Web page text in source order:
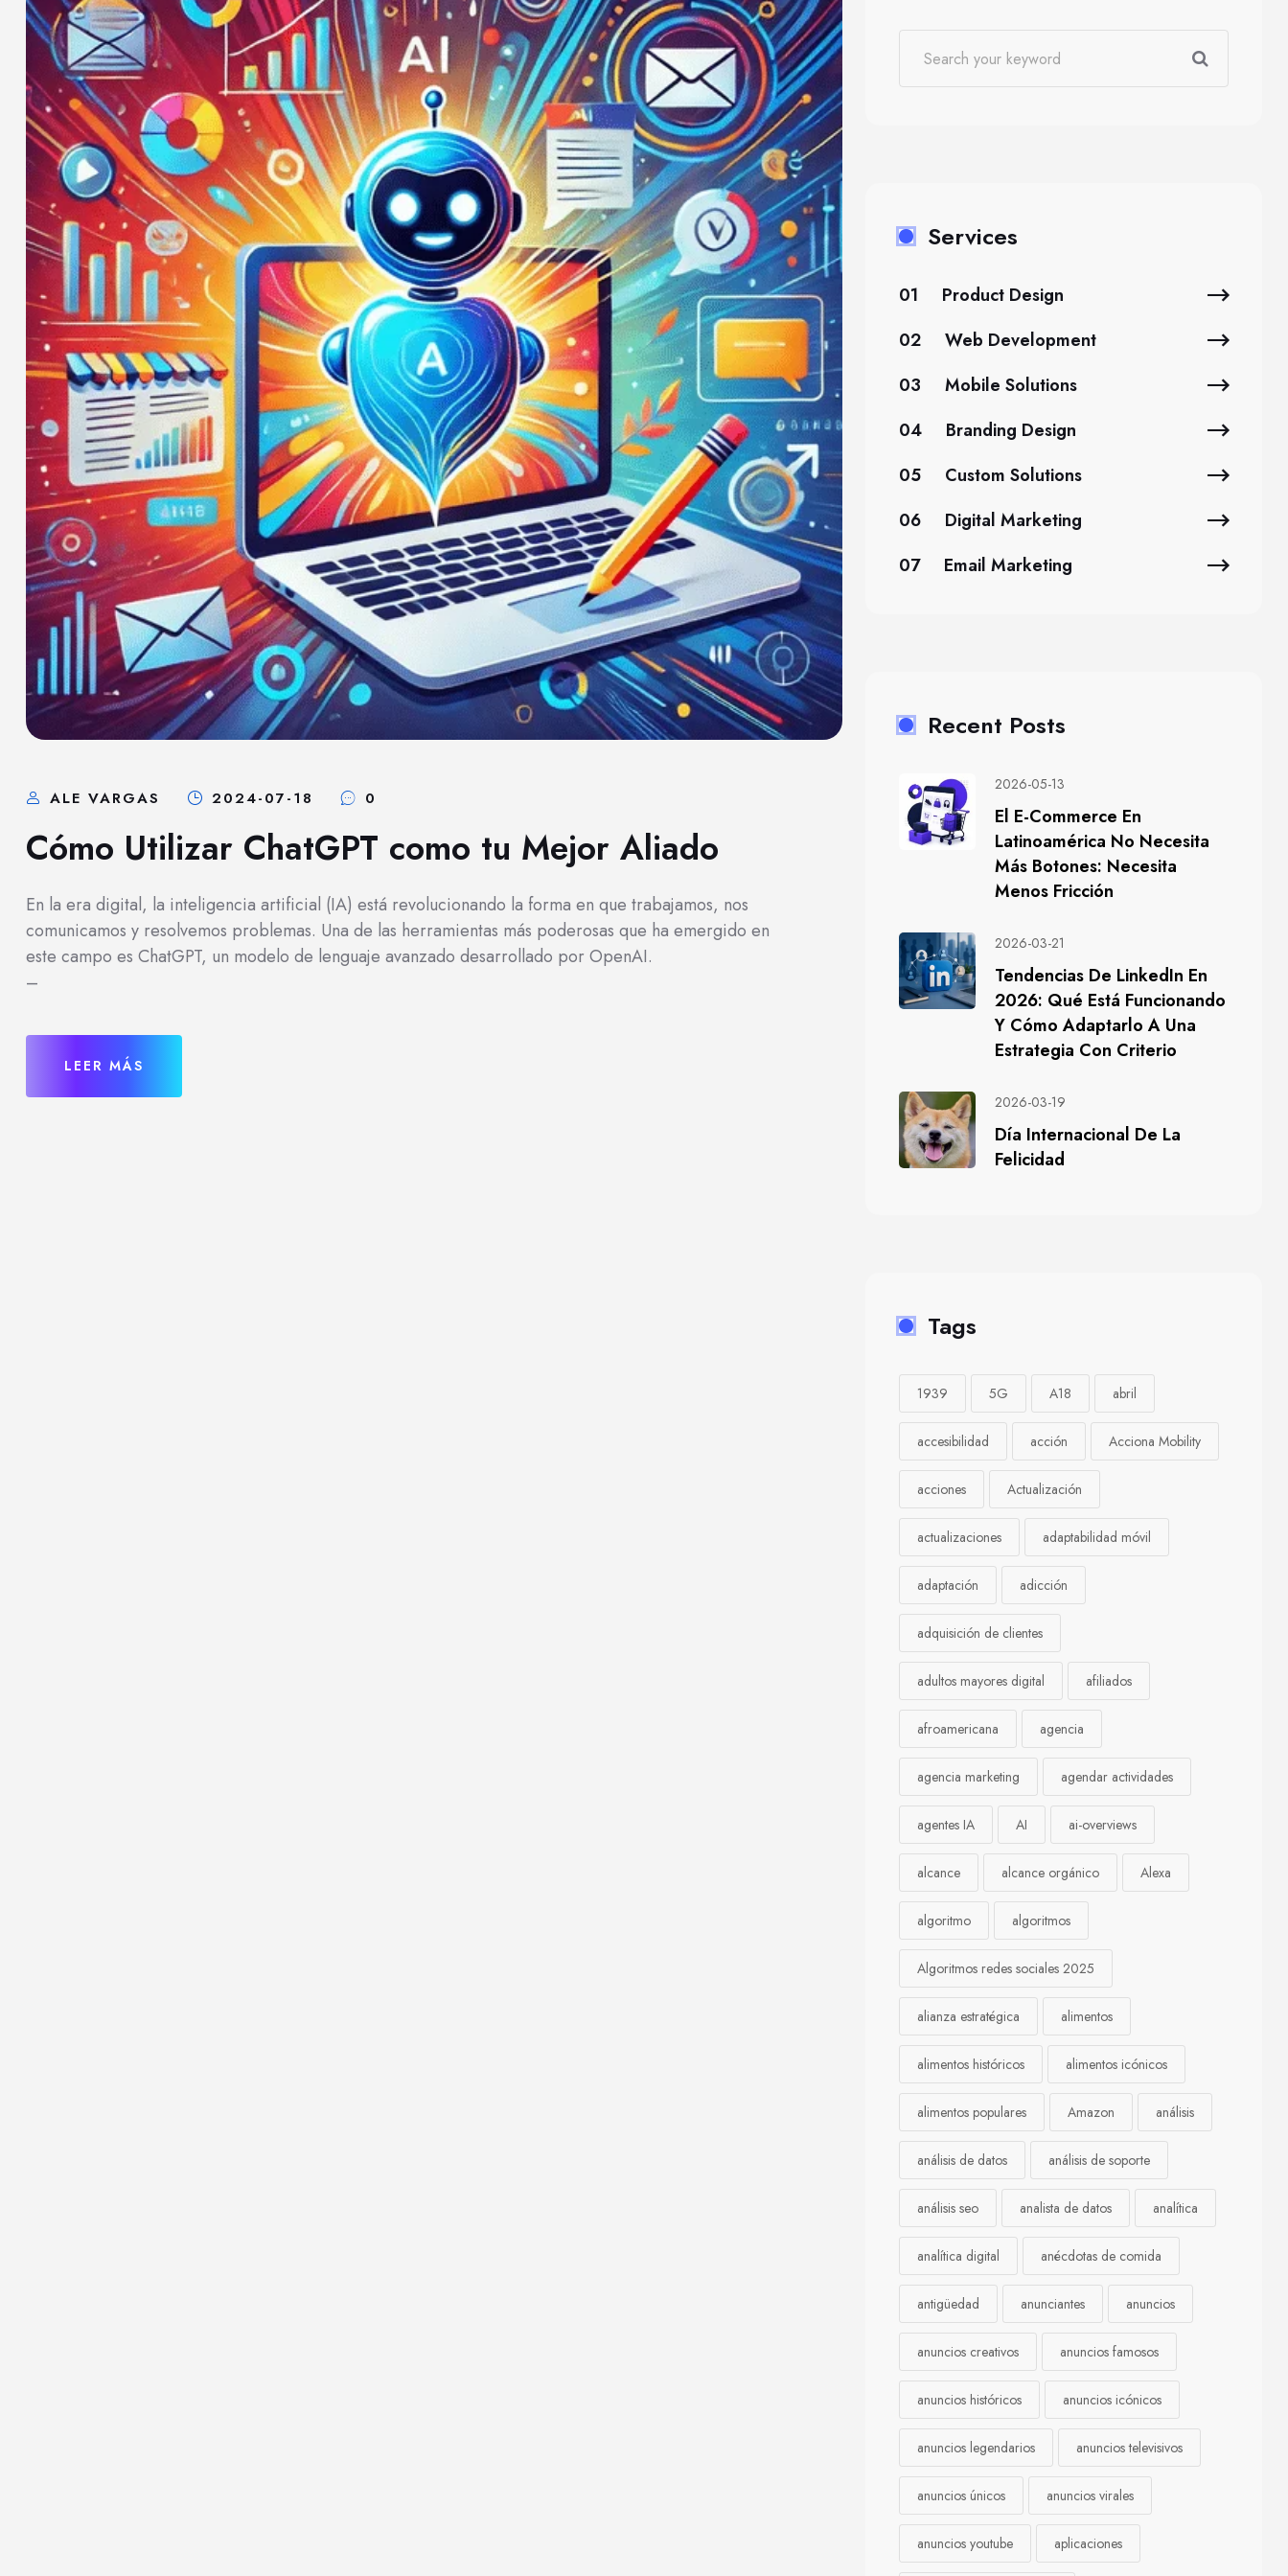
ALE VARGAS 2024-07-18 0
Cómo Utilizar ChatGPT como tu Mejor Aliado
En la era digital, la inteligencia artificial (IA) está revolucionando la forma en que trabajamos, nos
comunicamos y resolvemos problemas. Una de las herramientas más poderosas que ha emergido en
este campo es ChatGPT, un modelo de lenguaje avanzado desarrollado por OpenAI.
–
LEER MÁS
Services
01
Product Design
02
Web Development
03
Mobile Solutions
04
Branding Design
05
Custom Solutions
06
Digital Marketing
07
Email Marketing
Recent Posts
2026-05-13
El E-Commerce En
Latinoamérica No Necesita
Más Botones: Necesita
Menos Fricción
2026-03-21
Tendencias De LinkedIn En
2026: Qué Está Funcionando
Y Cómo Adaptarlo A Una
Estrategia Con Criterio
2026-03-19
Día Internacional De La
Felicidad
Tags
1939 5G A18 abril
accesibilidad acción Acciona Mobility
acciones Actualización
actualizaciones adaptabilidad móvil
adaptación adicción
adquisición de clientes
adultos mayores digital afiliados
afroamericana agencia
agencia marketing agendar actividades
agentes IA AI ai-overviews
alcance alcance orgánico Alexa
algoritmo algoritmos
Algoritmos redes sociales 2025
alianza estratégica alimentos
alimentos históricos alimentos icónicos
alimentos populares Amazon análisis
análisis de datos análisis de soporte
análisis seo analista de datos analítica
analítica digital anécdotas de comida
antigüedad anunciantes anuncios
anuncios creativos anuncios famosos
anuncios históricos anuncios icónicos
anuncios legendarios anuncios televisivos
anuncios únicos anuncios virales
anuncios youtube aplicaciones